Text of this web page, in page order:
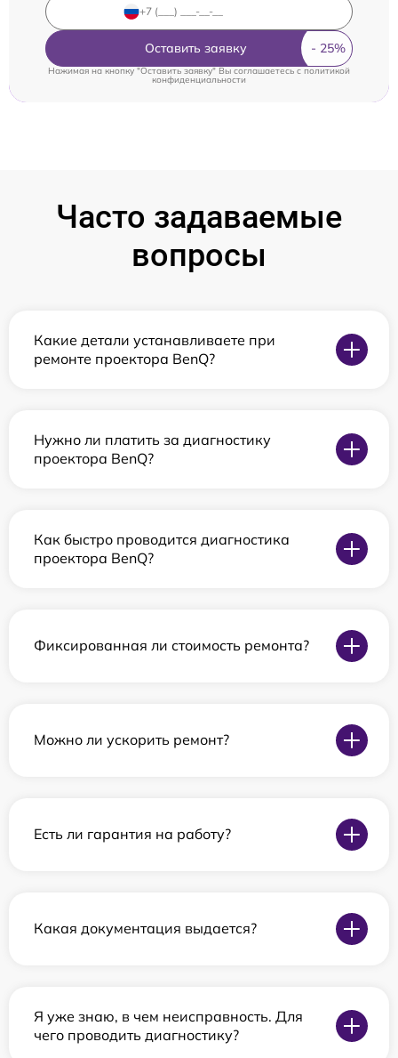
Оставить заявку
Нажимая на кнопку "Оставить заявку" Вы соглашаетесь cполитикой
конфиденциальности
Часто задаваемые
вопросы
Какие детали устанавливаете при
ремонте проектора BenQ?
Нужно ли платить за диагностику
проектора BenQ?
Как быстро проводится диагностика
проектора BenQ?
Фиксированная ли стоимость ремонта?
Можно ли ускорить ремонт?
Есть ли гарантия на работу?
Какая документация выдается?
Я уже знаю, в чем неисправность. Для
чего проводить диагностику?